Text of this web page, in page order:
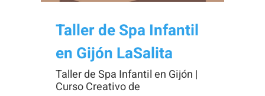
Taller de Spa Infantil
en Gijón LaSalita
Taller de Spa Infantil en Gijón |
Curso Creativo de
opcionales.
Son
necesarias
para que